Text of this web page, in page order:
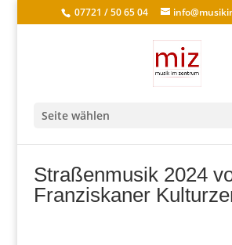
07721 / 50 65 04
Seite wählen
Straßenmusik 2024
Franziskaner